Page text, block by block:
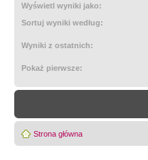
Wyświetl wyniki jako:
Sortuj wyniki według:
Wyniki z ostatnich:
Pokaż pierwsze:
Strona główna